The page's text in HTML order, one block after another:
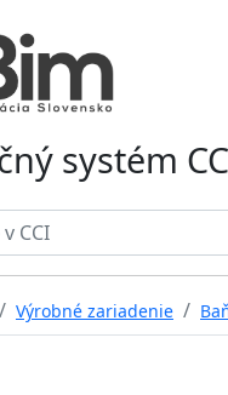
systém
Výrobné zariadenie